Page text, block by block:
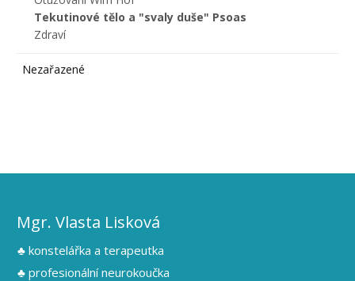
Tekutinové tělo a "svaly duše" Psoas
Zdraví
Nezařazené
Mgr. Vlasta Lisková
♣ konstelářka a terapeutka
♣ profesionální neurokoučka